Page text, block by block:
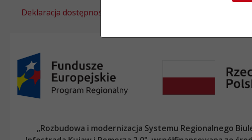
Deklaracja dostępności
„Rozbudowa i modernizacja Systemu Regionalnego